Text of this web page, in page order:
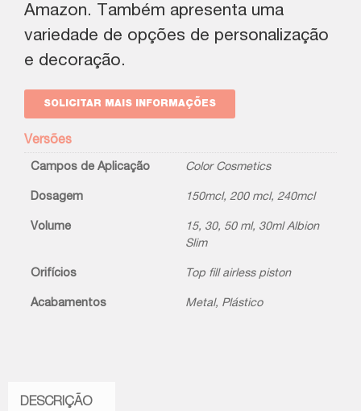
Amazon. Também apresenta uma
variedade de opções de personalização
e decoração.
SOLICITAR MAIS INFORMAÇÕES
Versões
Campos de Aplicação Color Cosmetics
Dosagem 150mcl, 200 mcl, 240mcl
Volume
15, 30, 50 ml, 30ml Albion
Slim
Orifícios Top fill airless piston
Acabamentos Metal, Plástico
DESCRIÇÃO